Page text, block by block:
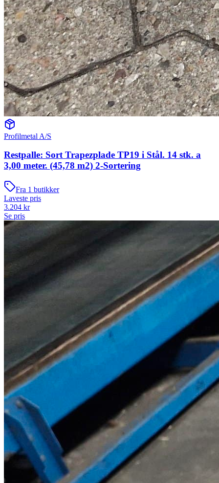
Profilmetal A/S
Restpalle: Sort Trapezplade TP19 i Stål. 14 stk. a
3,00 meter. (45,78 m2) 2-Sortering
Fra 1 butikker
Laveste pris
3.204 kr
Se pris